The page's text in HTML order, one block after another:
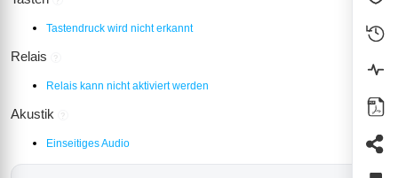
Tastendruck wird nicht erkannt
Relais
Relais kann nicht aktiviert werden
Akustik
Einseitiges Audio